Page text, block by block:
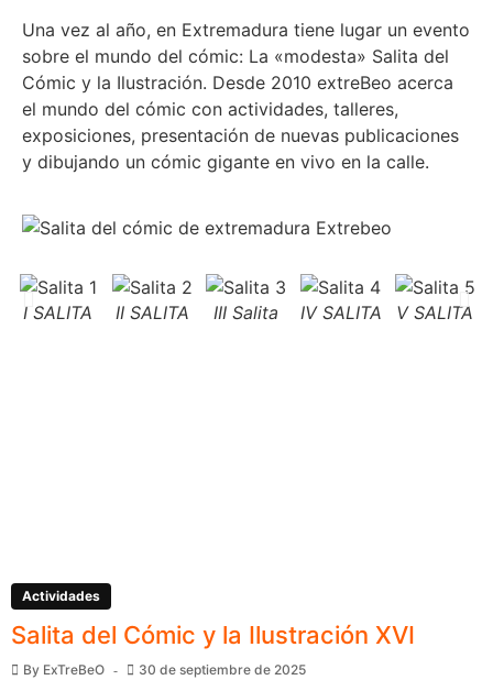
Una vez al año, en Extremadura tiene lugar un evento
sobre el mundo del cómic: La «modesta» Salita del
Cómic y la Ilustración. Desde 2010 extreBeo acerca
el mundo del cómic con actividades, talleres,
exposiciones, presentación de nuevas publicaciones
y dibujando un cómic gigante en vivo en la calle.
I SALITA II SALITA III Salita IV SALITA V SALITA
Actividades
Salita del Cómic y la Ilustración XVI
By ExTreBeO 30 de septiembre de 2025